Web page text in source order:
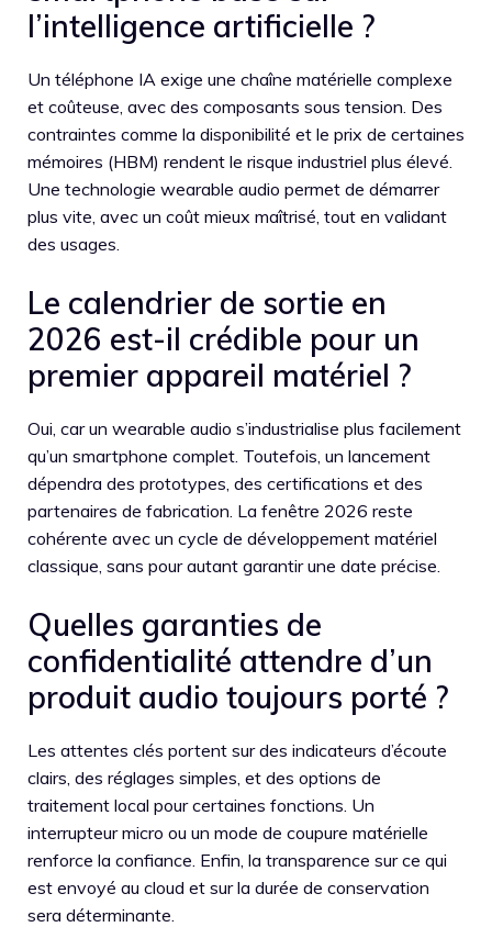
l’intelligence artificielle ?
Un téléphone IA exige une chaîne matérielle complexe
et coûteuse, avec des composants sous tension. Des
contraintes comme la disponibilité et le prix de certaines
mémoires (HBM) rendent le risque industriel plus élevé.
Une technologie wearable audio permet de démarrer
plus vite, avec un coût mieux maîtrisé, tout en validant
des usages.
Le calendrier de sortie en
2026 est-il crédible pour un
premier appareil matériel ?
Oui, car un wearable audio s’industrialise plus facilement
qu’un smartphone complet. Toutefois, un lancement
dépendra des prototypes, des certifications et des
partenaires de fabrication. La fenêtre 2026 reste
cohérente avec un cycle de développement matériel
classique, sans pour autant garantir une date précise.
Quelles garanties de
confidentialité attendre d’un
produit audio toujours porté ?
Les attentes clés portent sur des indicateurs d’écoute
clairs, des réglages simples, et des options de
traitement local pour certaines fonctions. Un
interrupteur micro ou un mode de coupure matérielle
renforce la confiance. Enfin, la transparence sur ce qui
est envoyé au cloud et sur la durée de conservation
sera déterminante.